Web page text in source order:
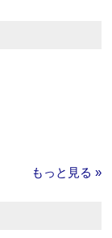
もっと見る »